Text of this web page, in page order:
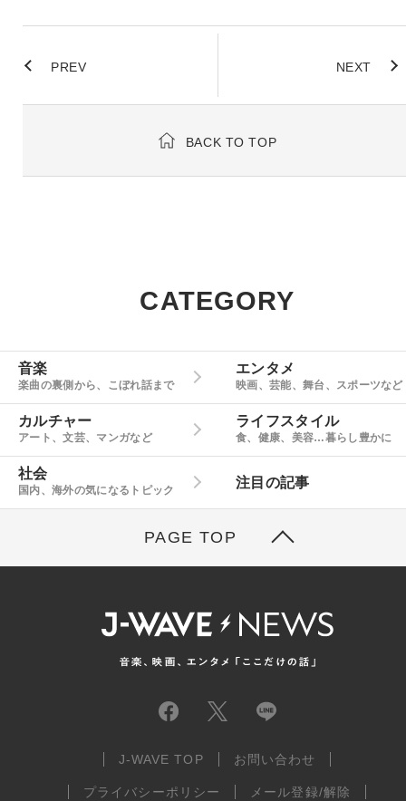
PREV NEXT
BACK TO TOP
CATEGORY
音楽
楽曲の裏側から、こぼれ話まで
エンタメ
映画、芸能、舞台、スポーツなど
カルチャー
アート、文芸、マンガなど
ライフスタイル
食、健康、美容…暮らし豊かに
社会
国内、海外の気になるトピック
注目の記事
PAGE TOP
J-WAVE TOP お問い合わせ
プライバシーポリシー メール登録/解除